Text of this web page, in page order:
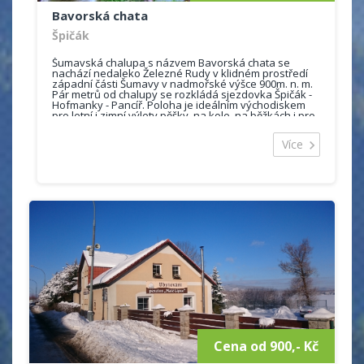
Aktální ceník
Bavorská chata
Špičák
Šumavská chalupa s názvem Bavorská chata se
nachází nedaleko Železné Rudy v klidném prostředí
západní části Šumavy v nadmořské výšce 900m. n. m.
Pár metrů od chalupy se rozkládá sjezdovka Špičák -
Hofmanky - Pancíř. Poloha je ideálním východiskem
pro letní i zimní výlety pěšky, na kole, na běžkách i pro
Bavorská chata byla postupně postavena v letech
doplňků.
Objekt je třípodlažní, zděný, s dřevěným klasickým
krovem a zastřešenou terasou. V přízemí jsou
umístěny dvě velké společenské místnosti a plně
vybavená kuchyň pro běžné využití. Celková kapacita
pro ubytování je 15 lůžek v 5 samostatných pokojích s
vlastním sociálním zařízením + možnost 2 přistýlek ve
společenské místnosti.
Cena za pronájem obsahuje pronájem budovy včetně
zařízení a vybavení kuchyně a společenské místnosti,
wifi, veškeré náklady na energie a likvidaci odpadů,
zapůjčení lůžkovin, ručníků, utěrek. V ceně jsou tablety
do myčky, toaletní papír.
Více
Cena od 900,- Kč